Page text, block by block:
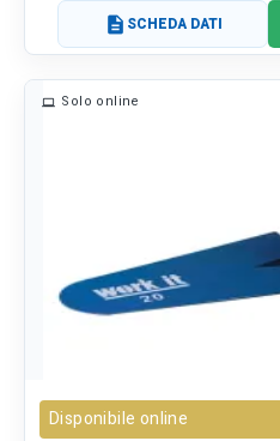
description SCHEDA DATI
Solo online
Disponibile online